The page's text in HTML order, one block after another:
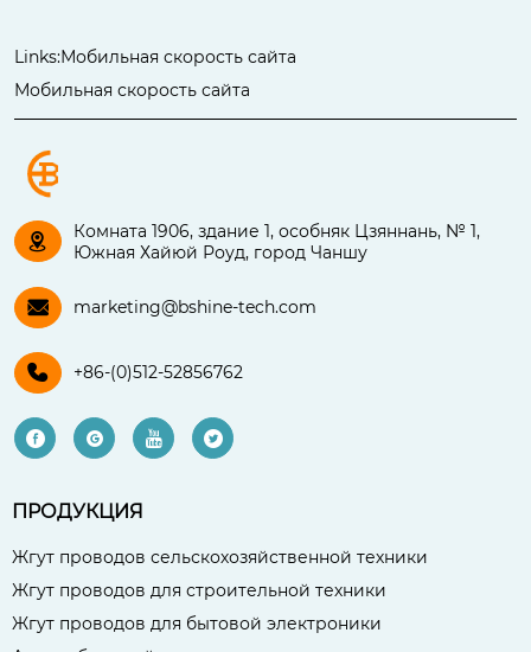
Links:Мобильная скорость сайта
Мобильная скорость сайта

Комната 1906, здание 1, особняк Цзяннань, № 1,
Южная Хайюй Роуд, город Чаншу
 marketing@bshine-tech.com
 +86-(0)512-52856762
   
ПРОДУКЦИЯ
Жгут проводов сельскохозяйственной техники
Жгут проводов для строительной техники
Жгут проводов для бытовой электроники